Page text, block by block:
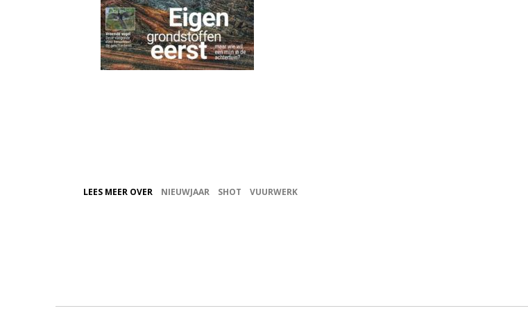
LEES MEER OVER NIEUWJAAR SHOT VUURWERK